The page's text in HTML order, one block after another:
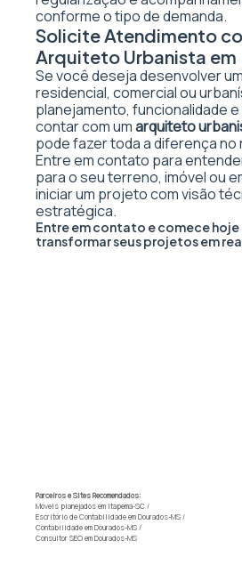
conforme o tipo de demanda.
Solicite Atendimento
Arquiteto Urbanista em
Se você deseja desenvolver
residencial, comercial ou
planejamento, funcionalidade
contar com umarquiteto
pode fazer toda a diferença no
Entre em contato para
para o seu terreno, imóvel ou
iniciar um projeto com visão
estratégica.
Entre em contato e comece hoje
transformar seus projetos em
Parceiros e Sites Recomendados:
Móveis planejados em Itapema-SC /
Escritório de Contabilidade em Dourados-MS /
Contabilidade em Dourados-MS /
Consultor SEO em Dourados-MS